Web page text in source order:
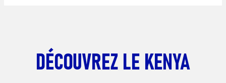
DÉCOUVREZ LE KENYA